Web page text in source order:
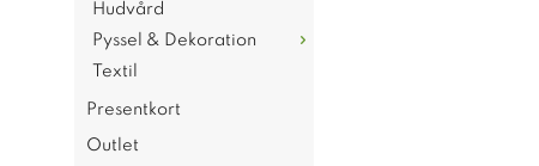
Hudvård
Pyssel & Dekoration
Textil
Presentkort
Outlet